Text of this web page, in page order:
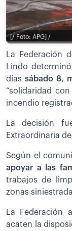
[/ Foto: APG] /
La Federación
Lindo
días sábado 8,
“solidaridad
incendio
La decisión
Extraordinaria
Según el
apoyar a las
trabajos de
zonas
La Federación
acaten la